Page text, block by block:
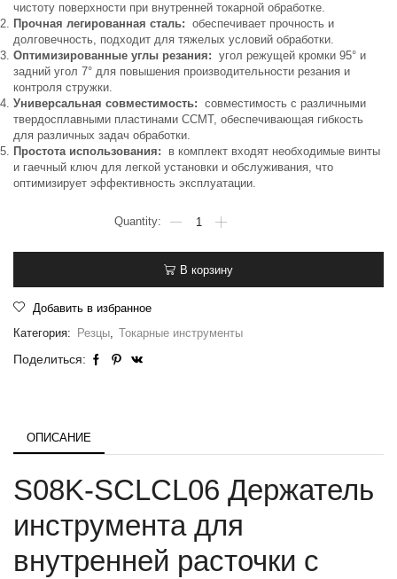
чистоту поверхности при внутренней токарной обработке.
Прочная легированная сталь: обеспечивает прочность и
долговечность, подходит для тяжелых условий обработки.
Оптимизированные углы резания: угол режущей кромки 95° и
задний угол 7° для повышения производительности резания и
контроля стружки.
Универсальная совместимость: совместимость с различными
твердосплавными пластинами CCMT, обеспечивающая гибкость
для различных задач обработки.
Простота использования:
в комплект входят необходимые винты
и гаечный ключ для легкой установки и обслуживания, что
оптимизирует эффективность эксплуатации.
В корзину
Добавить в избранное
Категория:
Резцы, Токарные инструменты
Поделиться:
ОПИСАНИЕ
S08K-SCLCL06 Держатель
инструмента для
внутренней расточки с